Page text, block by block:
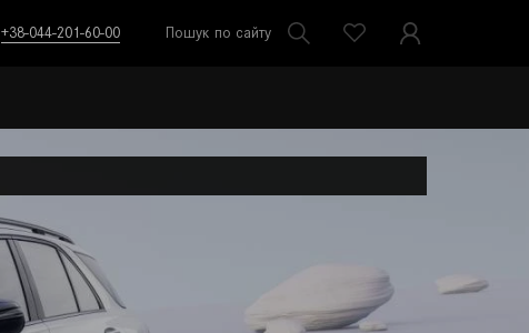
+38-044-201-60-00 Пошук по сайту